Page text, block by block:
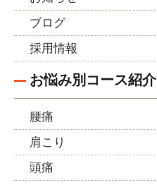
ブログ
採用情報
お悩み別コース紹介
腰痛
肩こり
頭痛